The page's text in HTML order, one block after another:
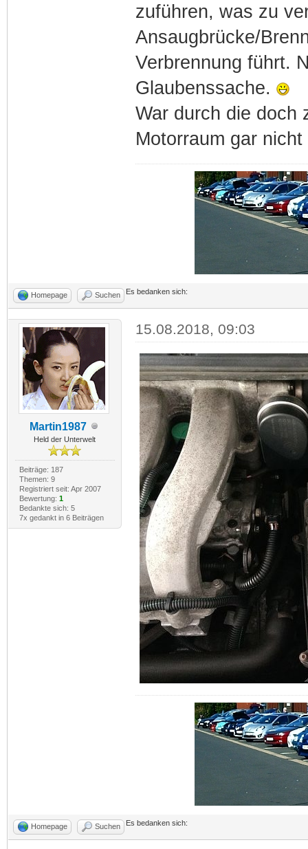
zuführen, was zu
Ansaugbrücke/
Verbrennung führt.
Glaubenssache.
War durch die doch
Motorraum gar
Homepage Suchen Es bedanken sich:
Martin1987
Held der Unterwelt
Beiträge: 187
Themen: 9
Registriert seit: Apr 2007
Bewertung: 1
Bedankte sich: 5
7x gedankt in 6 Beiträgen
15.08.2018, 09:03
Homepage Suchen Es bedanken sich: